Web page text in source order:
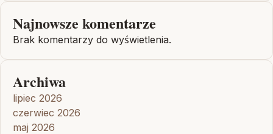
Najnowsze komentarze
Brak komentarzy do wyświetlenia.
Archiwa
lipiec 2026
czerwiec 2026
maj 2026